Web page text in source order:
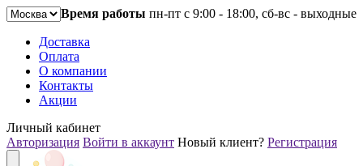
Время работы пн-пт с 9:00 - 18:00, сб-вс - выходные
Доставка
Оплата
О компании
Контакты
Акции
Личный кабинет
Авторизация Войти в аккаунт Новый клиент? Регистрация